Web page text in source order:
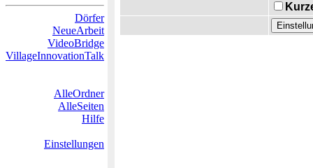
Dörfer
NeueArbeit
VideoBridge
VillageInnovationTalk
AlleOrdner
AlleSeiten
Hilfe
Einstellungen